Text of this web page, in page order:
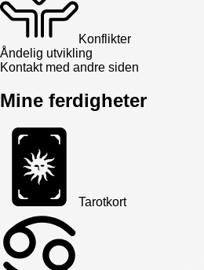
Konflikter
Åndelig utvikling
Kontakt med andre siden
Mine ferdigheter
Tarotkort